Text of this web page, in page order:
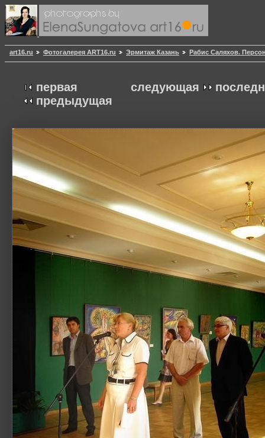
art16.ru Фотогалерея ART16.ru Эрмитаж Казань Рабис Саляхов.
следующая
первая
предыдущая